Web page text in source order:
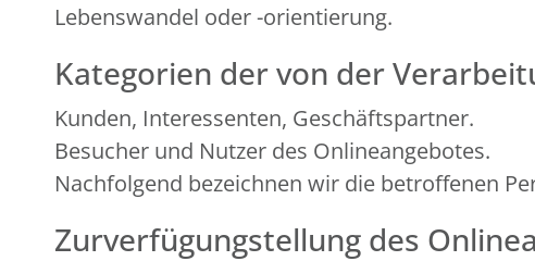
Lebenswandel oder -orientierung.
Kategorien der von der
Kunden, Interessenten, Geschäftspartner.
Besucher und Nutzer des Onlineangebotes.
Nachfolgend bezeichnen wir die betroffenen
Zurverfügungstellung des